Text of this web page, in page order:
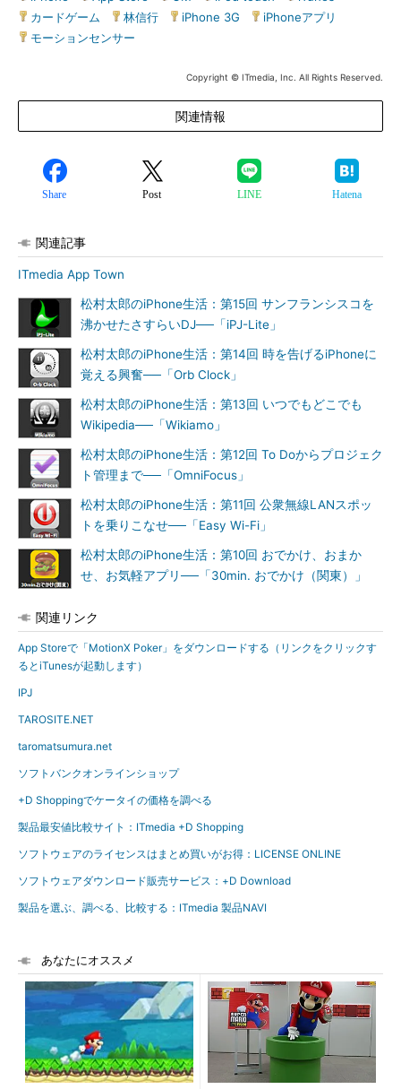
カードゲーム
林信行 iPhone 3G iPhoneアプリ
モーションセンサー
Copyright © ITmedia, Inc. All Rights Reserved.
関連情報
Share Post LINE Hatena
関連記事
ITmedia App Town
松村太郎のiPhone生活：第15回 サンフランシスコを
沸かせたさすらいDJ──「iPJ-Lite」
松村太郎のiPhone生活：第14回 時を告げるiPhoneに
覚える興奮──「Orb Clock」
松村太郎のiPhone生活：第13回 いつでもどこでも
Wikipedia──「Wikiamo」
松村太郎のiPhone生活：第12回 To Doからプロジェク
ト管理まで──「OmniFocus」
松村太郎のiPhone生活：第11回 公衆無線LANスポッ
トを乗りこなせ──「Easy Wi-Fi」
松村太郎のiPhone生活：第10回 おでかけ、おまか
せ、お気軽アプリ──「30min. おでかけ（関東）」
関連リンク
App Storeで「MotionX Poker」をダウンロードする（リンクをクリックす
るとiTunesが起動します）
IPJ
TAROSITE.NET
taromatsumura.net
ソフトバンクオンラインショップ
+D Shoppingでケータイの価格を調べる
製品最安値比較サイト：ITmedia +D Shopping
ソフトウェアのライセンスはまとめ買いがお得：LICENSE ONLINE
ソフトウェアダウンロード販売サービス：+D Download
製品を選ぶ、調べる、比較する：ITmedia 製品NAVI
あなたにオススメ